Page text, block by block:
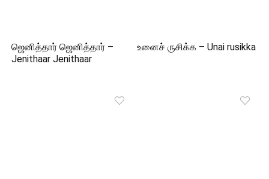
ஜெனித்தார் ஜெனித்தார் –
Jenithaar Jenithaar
உனைச் ருசிக்க – Unai rusikka